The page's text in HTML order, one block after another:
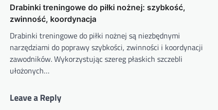
Drabinki treningowe do piłki nożnej: szybkość,
zwinność, koordynacja
Drabinki treningowe do piłki nożnej są niezbędnymi
narzędziami do poprawy szybkości, zwinności i koordynacji
zawodników. Wykorzystując szereg płaskich szczebli
ułożonych…
Leave a Reply